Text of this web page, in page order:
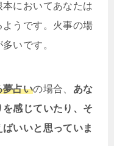
においてあなたは
うです。火事の場
いです。
夢占いの場合、 あな
感じていたり、そ
いいと思っていま